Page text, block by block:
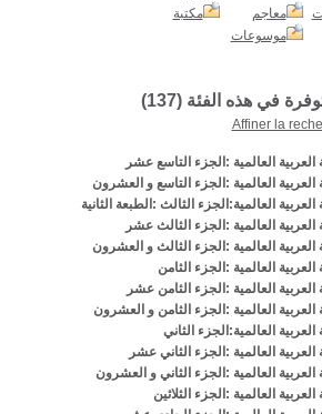
معاجم
مكتبة
موسوعات
في هذه الفئة (137
)
Affiner la
العربية العالمية :الجزء التاسع عشر
العربية العالمية :الجزء التاسع و العشرون
العالمية:الجزء الثالث :الطبعة الثانية
العربية العالمية :الجزء الثالث عشر
العربية العالمية :الجزء الثالث و العشرون
العالمية :الجزء الثامن
العربية العالمية :الجزء الثامن عشر
العربية العالمية :الجزء الثامن و العشرون
العالمية:الجزء الثاني
العربية العالمية :الجزء الثاني عشر
العربية العالمية :الجزء الثاني و العشرون
العالمية :الجزء الثلاثين